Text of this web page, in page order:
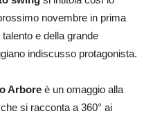
novembre in prima
e della grande
indiscusso protagonista.
Arbore è un omaggio alla
si racconta a 360° ai